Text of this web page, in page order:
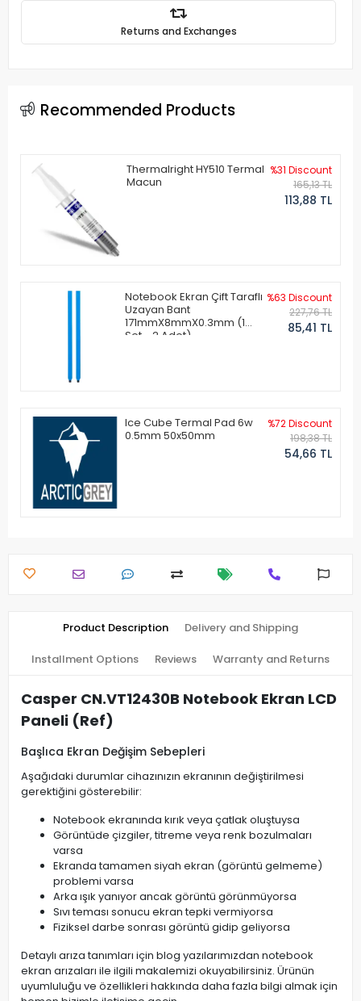
Returns and Exchanges
Recommended Products
Thermalright HY510 Termal
Macun
%31 Discount
165,13 TL
113,88 TL
Notebook Ekran Çift Taraflı
Uzayan Bant
171mmX8mmX0.3mm (1
Set - 2 Adet)
%63 Discount
227,76 TL
85,41 TL
Ice Cube Termal Pad 6w
0.5mm 50x50mm
%72 Discount
198,38 TL
54,66 TL
Product Description Delivery and Shipping
Installment Options Reviews Warranty and Returns
Casper CN.VT12430B Notebook Ekran LCD
Paneli (Ref)
Başlıca Ekran Değişim Sebepleri
Aşağıdaki durumlar cihazınızın ekranının değiştirilmesi
gerektiğini gösterebilir:
Notebook ekranında kırık veya çatlak oluştuysa
Görüntüde çizgiler, titreme veya renk bozulmaları
varsa
Ekranda tamamen siyah ekran (görüntü gelmeme)
problemi varsa
Arka ışık yanıyor ancak görüntü görünmüyorsa
Sıvı teması sonucu ekran tepki vermiyorsa
Fiziksel darbe sonrası görüntü gidip geliyorsa
Detaylı arıza tanımları için blog yazılarımızdan notebook
ekran arızaları ile ilgili makalemizi okuyabilirsiniz. Ürünün
uyumluluğu ve özellikleri hakkında daha fazla bilgi almak için